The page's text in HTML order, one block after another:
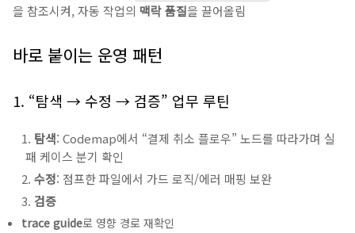
을 참조시켜, 자동 작업의 맥락 품질을 끌어올림
바로 붙이는 운영 패턴
1. “탐색 → 수정 → 검증” 업무 루틴
탐색: Codemap에서 “결제 취소 플로우” 노드를 따라가며 실
패 케이스 분기 확인
수정: 점프한 파일에서 가드 로직/에러 매핑 보완
검증
trace guide로 영향 경로 재확인